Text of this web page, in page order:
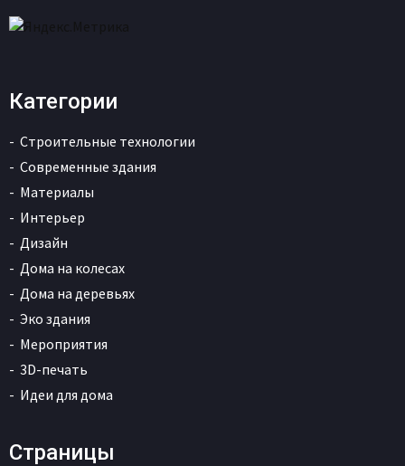
Категории
Строительные технологии
Современные здания
Материалы
Интерьер
Дизайн
Дома на колесах
Дома на деревьях
Эко здания
Мероприятия
3D-печать
Идеи для дома
Страницы